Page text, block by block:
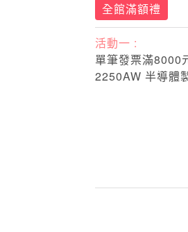
全館滿額禮
活動一 :
單筆發票滿8000
2250AW 半導體